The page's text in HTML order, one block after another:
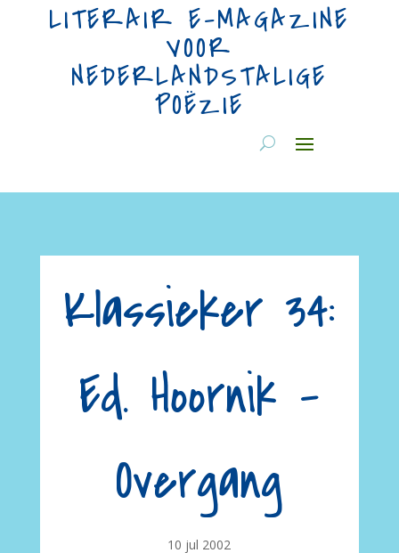
LITERAIR E-MAGAZINE
VOOR
NEDERLANDSTALIGE
POËZIE
Klassieker 34:
Ed. Hoornik –
Overgang
10 jul 2002